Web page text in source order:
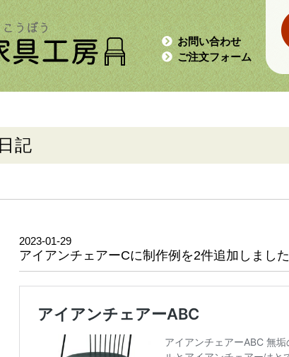
お問い合わせ
ご注文フォーム
日記
2023-01-29
アイアンチェアーCに制作例を2件追加しました